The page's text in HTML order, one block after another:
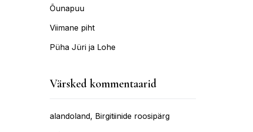
Õunapuu
Viimane piht
Püha Jüri ja Lohe
Värsked kommentaarid
alandoland, Birgitiinide roosipärg